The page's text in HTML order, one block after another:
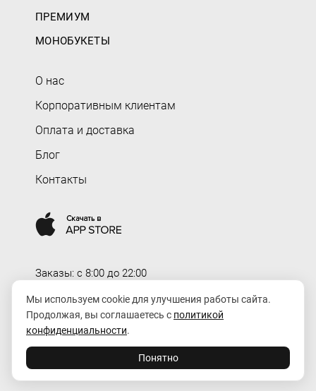
ПРЕМИУМ
МОНОБУКЕТЫ
О нас
Корпоративным клиентам
Оплата и доставка
Блог
Контакты
Заказы: c 8:00 до 22:00
Доставка: c 8:00 до 00:00
order@rozaexpress.ru
Мы используем cookie для улучшения работы сайта.
Продолжая, вы соглашаетесь с политикой
конфиденциальности.
Понятно